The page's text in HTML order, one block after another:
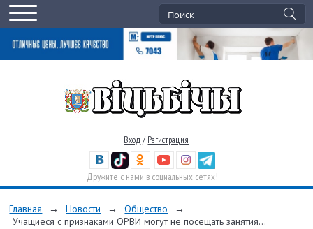
Вход / Регистрация
Дружите с нами в социальных сетях!
Главная → Новости → Общество
→
Учащиеся с признаками ОРВИ могут не посещать занятия...